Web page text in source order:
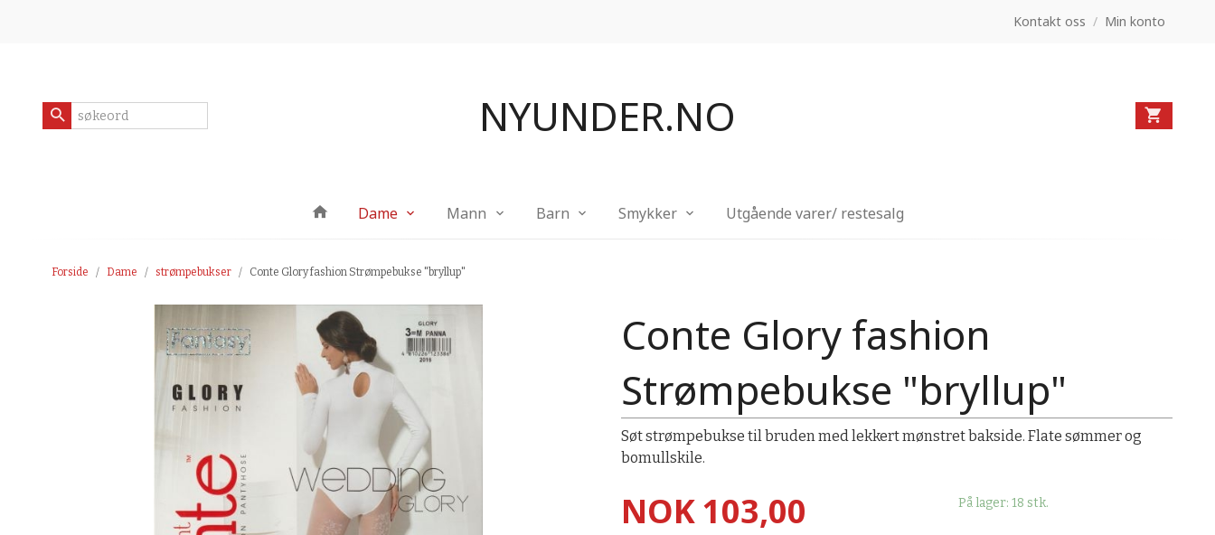
Kontakt oss / Min konto
NYUNDER.NO
Dame Mann Barn Smykker Utgående varer/ restesalg
Forside Dame strømpebukser Conte Glory fashion Strømpebukse "bryllup"
Conte Glory fashion
Strømpebukse "bryllup"
Søt strømpebukse til bruden med lekkert mønstret bakside. Flate sømmer og
bomullskile.
Pris
NOK103,00 På lager: 18 stk.